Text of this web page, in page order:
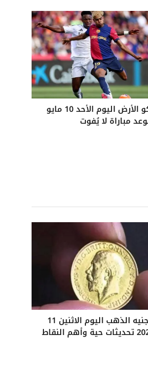
كلاسيكو الأرض اليوم الأحد 10 مايو
سعر الجنيه الذهب اليوم الاثنين 11